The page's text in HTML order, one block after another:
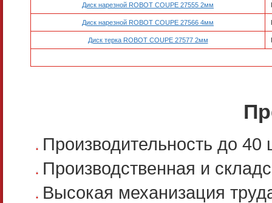
Диск нарезной ROBOT COUPE 27555 2мм
Диск нарезной ROBOT COUPE 27566 4мм
Диск терка ROBOT COUPE 27577 2мм
Производительность до
Производственная и
Высокая механизация